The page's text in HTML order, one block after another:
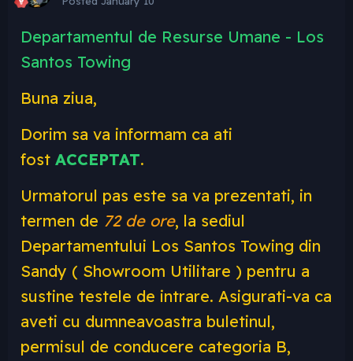
Departamentul de Resurse Umane - Los
Santos Towing
Buna ziua,
Dorim sa va informam ca ati
fost ACCEPTAT.
Urmatorul pas este sa va prezentati, in
termen de 72 de ore, la sediul
Departamentului Los Santos Towing din
Sandy ( Showroom Utilitare ) pentru a
sustine testele de intrare. Asigurati-va ca
aveti cu dumneavoastra buletinul,
permisul de conducere categoria B,